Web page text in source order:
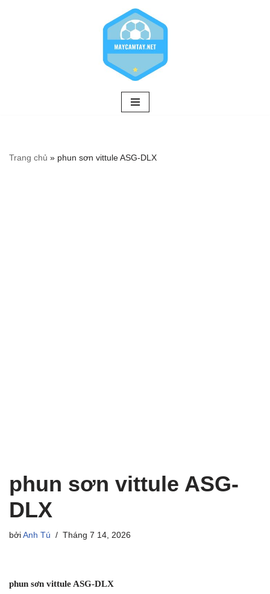
Trang chủ » phun sơn vittule ASG-DLX
phun sơn vittule ASG-
DLX
bởi Anh Tú Tháng 7 14, 2026
phun sơn vittule ASG-DLX